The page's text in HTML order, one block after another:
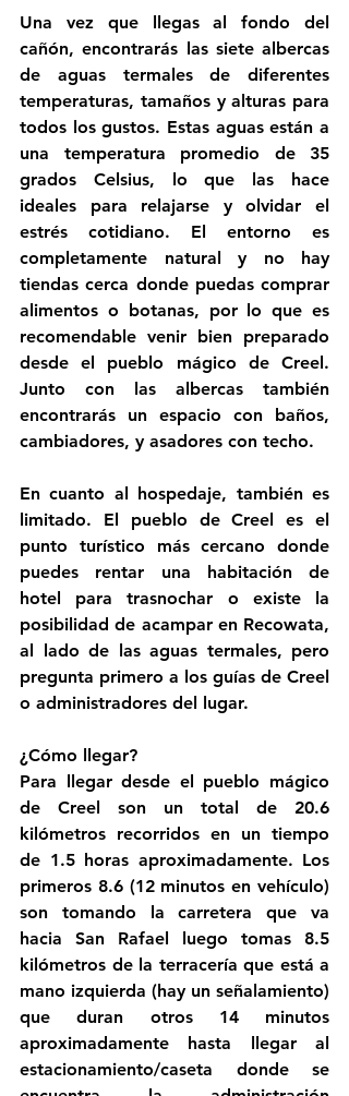
Una vez que llegas al fondo del
cañón, encontrarás las siete albercas
de aguas termales de diferentes
temperaturas, tamaños y alturas para
todos los gustos. Estas aguas están a
una temperatura promedio de 35
grados Celsius, lo que las hace
ideales para relajarse y olvidar el
estrés cotidiano. El entorno es
completamente natural y no hay
tiendas cerca donde puedas comprar
alimentos o botanas, por lo que es
recomendable venir bien preparado
desde el pueblo mágico de Creel.
Junto con las albercas también
encontrarás un espacio con baños,
cambiadores, y asadores con techo.
En cuanto al hospedaje, también es
limitado. El pueblo de Creel es el
punto turístico más cercano donde
puedes rentar una habitación de
hotel para trasnochar o existe la
posibilidad de acampar en Recowata,
al lado de las aguas termales, pero
pregunta primero a los guías de Creel
o administradores del lugar.
¿Cómo llegar?
Para llegar desde el pueblo mágico
de Creel son un total de 20.6
kilómetros recorridos en un tiempo
de 1.5 horas aproximadamente. Los
primeros 8.6 (12 minutos en vehículo)
son tomando la carretera que va
hacia San Rafael luego tomas 8.5
kilómetros de la terracería que está a
mano izquierda (hay un señalamiento)
que duran otros 14 minutos
aproximadamente hasta llegar al
estacionamiento/caseta donde se